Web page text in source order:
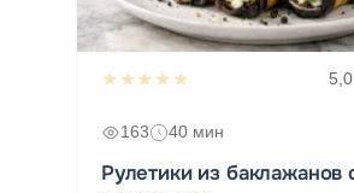
★★★★★
163 40 мин
Рулетики из баклажанов